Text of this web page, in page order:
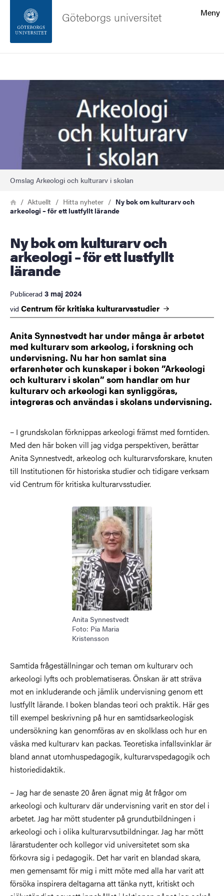
Sidfoten
Om webbplatsen
Meny
Göteborgs universitet
Bild
Omslag Arkeologi och kulturarv i skolan
Länkstig
HemAktuellt Hitta nyheter
Ny bok om kulturarv och
arkeologi – för ett lustfyllt lärande
Ny bok om kulturarv och
arkeologi – för ett lustfyllt
lärande
Publicerad 3 maj 2024
vid Centrum för kritiska kulturarvsstudier
Anita Synnestvedt har under många år arbetet
med kulturarv som arkeolog, i forskning och
undervisning. Nu har hon samlat sina
erfarenheter och kunskaper i boken ”Arkeologi
och kulturarv i skolan” som handlar om hur
kulturarv och arkeologi kan synliggöras,
integreras och användas i skolans undervisning.
– I grundskolan förknippas arkeologi främst med forntiden.
Med den här boken vill jag vidga perspektiven, berättar
Anita Synnestvedt, arkeolog och kulturarvsforskare, knuten
till Institutionen för historiska studier och tidigare verksam
vid Centrum för kritiska kulturarvsstudier.
Bild
Anita Synnestvedt
Foto: Pia Maria
Kristensson
Samtida frågeställningar och teman om kulturarv och
arkeologi lyfts och problematiseras. Önskan är att sträva
mot en inkluderande och jämlik undervisning genom ett
lustfyllt lärande. I boken blandas teori och praktik. Här ges
till exempel beskrivning på hur en samtidsarkeologisk
undersökning kan genomföras av en skolklass och hur en
väska med kulturarv kan packas. Teoretiska infallsvinklar är
bland annat utomhuspedagogik, kulturarvspedagogik och
historiedidaktik.
– Jag har de senaste 20 åren ägnat mig åt frågor om
arkeologi och kulturarv där undervisning varit en stor del i
arbetet. Jag har mött studenter på grundutbildningen i
arkeologi och i olika kulturarvsutbildningar. Jag har mött
lärarstudenter och kollegor vid universitetet som ska
förkovra sig i pedagogik. Det har varit en blandad skara,
men gemensamt för mig i mitt möte med alla har varit att
försöka inspirera deltagarna att tänka nytt, kritiskt och